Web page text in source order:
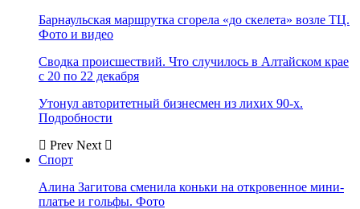
Барнаульская маршрутка сгорела «до скелета» возле ТЦ.
Фото и видео
Сводка происшествий. Что случилось в Алтайском крае
с 20 по 22 декабря
Утонул авторитетный бизнесмен из лихих 90-х.
Подробности
Prev Next
Спорт
Алина Загитова сменила коньки на откровенное мини-
платье и гольфы. Фото